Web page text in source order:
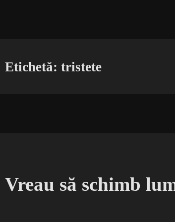
Etichetă:tristete
Vreau să schimb